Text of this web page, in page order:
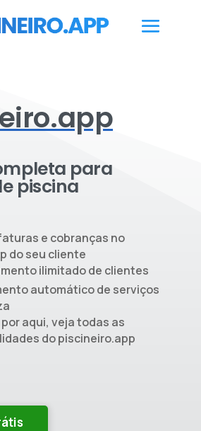
para
piscina
e cobranças no
do seu cliente
ilimitado de clientes
automático de serviços
aqui, veja todas as
do piscineiro.app